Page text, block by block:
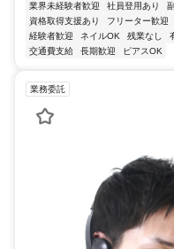
業界未経験者歓迎 社員登用あり
資格取得支援あり
フリーター歓迎
経験者歓迎
ネイルOK 残業なし
交通費支給
長期歓迎 ピアスOK
業務委託